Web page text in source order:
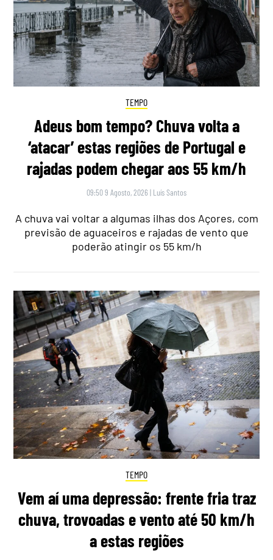
TEMPO
Adeus bom tempo? Chuva volta a
‘atacar’ estas regiões de Portugal e
rajadas podem chegar aos 55 km/h
09:50 9 Agosto, 2026 | Luís Santos
A chuva vai voltar a algumas ilhas dos Açores, com
previsão de aguaceiros e rajadas de vento que
poderão atingir os 55 km/h
TEMPO
Vem aí uma depressão: frente fria traz
chuva, trovoadas e vento até 50 km/h
a estas regiões